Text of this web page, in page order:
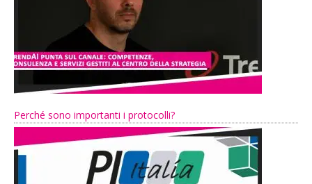
Perché sono importanti i protocolli?